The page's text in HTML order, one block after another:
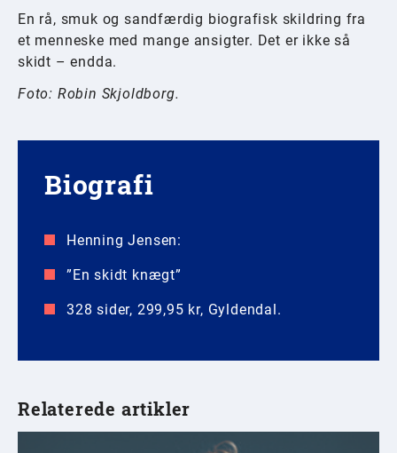
En rå, smuk og sandfærdig biografisk skildring fra
et menneske med mange ansigter. Det er ikke så
skidt – endda.
Foto: Robin Skjoldborg.
Biografi
Henning Jensen:
”En skidt knægt”
328 sider, 299,95 kr, Gyldendal.
Relaterede artikler